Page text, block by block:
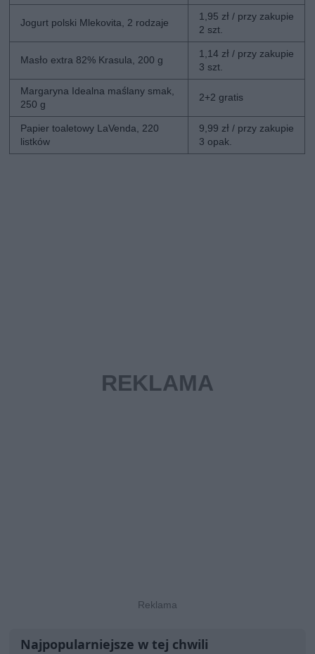
Jogurt polski Mlekovita, 2 rodzaje
1,95 zł / przy zakupie
2 szt.
Masło extra 82% Krasula, 200 g
1,14 zł / przy zakupie
3 szt.
Margaryna Idealna maślany smak,
250 g
2+2 gratis
Papier toaletowy LaVenda, 220
listków
9,99 zł / przy zakupie
3 opak.
Najpopularniejsze w tej chwili